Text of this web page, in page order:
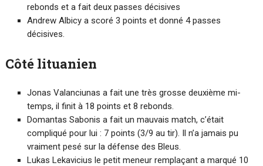
rebonds et a fait deux passes décisives
Andrew Albicy a scoré 3 points et donné 4 passes
décisives.
Côté lituanien
Jonas Valanciunas a fait une très grosse deuxième mi-
temps, il finit à 18 points et 8 rebonds.
Domantas Sabonis a fait un mauvais match, c’était
compliqué pour lui : 7 points (3/9 au tir). Il n’a jamais pu
vraiment pesé sur la défense des Bleus.
Lukas Lekavicius le petit meneur remplaçant a marqué 10